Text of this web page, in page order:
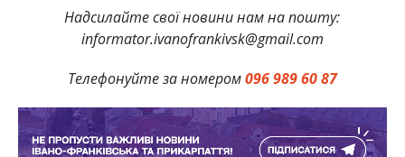
Надсилайте свої новини нам на пошту:
informator.ivanofrankivsk@gmail.com
Телефонуйте за номером096 989 60 87